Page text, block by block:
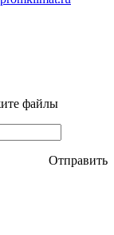
файлы
Отправить